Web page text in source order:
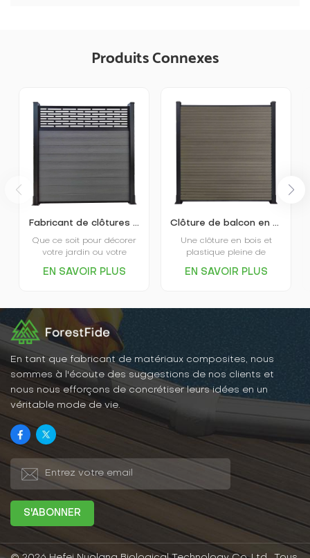
Produits Connexes
Fabricant de clôtures en bois et plastique pour patio extérieur de haute qualité
Que ce soit pour décorer
votre jardin ou votre
et plastique vous offre un
permet de profiter
pleinement de la beauté
de la nature. Disponible
dans une grande variété
de couleurs, elle
s'harmonise parfaitement
terrasse, selon vos
préférences.
EN SAVOIR PLUS
Clôture de balcon en bois et plastique pour maison de jardin
Une clôture en bois et
plastique pleine de
souci d'ergonomie, elle
l'envie de vos voisins.
EN SAVOIR PLUS
En tant que fabricant de matériaux composites, nous
sommes à l'écoute des suggestions de nos clients et
nous nous efforçons de concrétiser leurs idées en un
véritable mode de vie.